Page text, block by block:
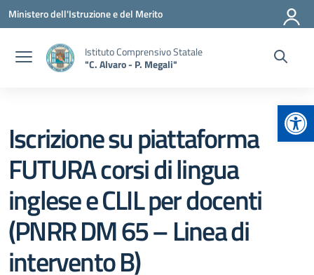
Vai ai contenuti
Vai al menu di navigazione
Vai al footer
Ministero dell'Istruzione e del Merito
Istituto Comprensivo Statale
"C. Alvaro - P. Megali"
Iscrizione su piattaforma
FUTURA corsi di lingua
inglese e CLIL per docenti
(PNRR DM 65 – Linea di
intervento B)